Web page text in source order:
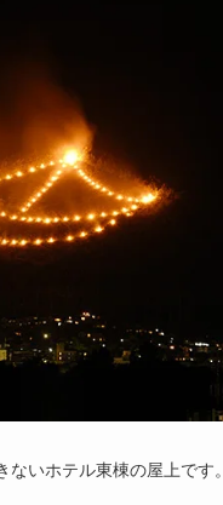
いホテル東棟の屋上です。